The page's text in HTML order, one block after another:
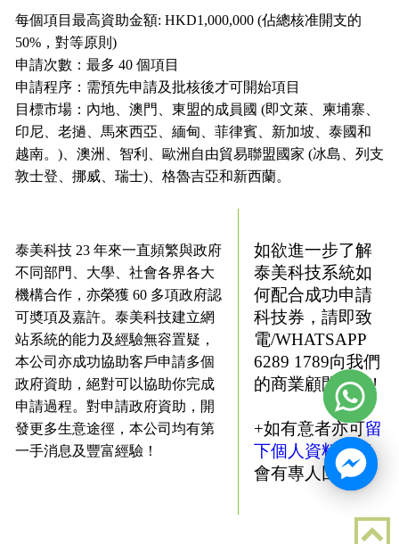
每個項目最高資助金額: HKD1,000,000 (佔總核准開支的
50%，對等原則)
申請次數：最多 40 個項目
申請程序：需預先申請及批核後才可開始項目
目標市場：內地、澳門、東盟的成員國 (即文萊、柬埔寨、
印尼、老撾、馬來西亞、緬甸、菲律賓、新加坡、泰國和
越南。)、澳洲、智利、歐洲自由貿易聯盟國家 (冰島、列支
敦士登、挪威、瑞士)、格魯吉亞和新西蘭。
泰美科技 23 年來一直頻繁與政府
不同部門、大學、社會各界各大
機構合作，亦榮獲 60 多項政府認
可奬項及嘉許。泰美科技建立網
站系統的能力及經驗無容置疑，
本公司亦成功協助客戶申請多個
政府資助，絕對可以協助你完成
申請過程。對申請政府資助，開
發更多生意途徑，本公司均有第
一手消息及豐富經驗！
如欲進一步了解
泰美科技系統如
何配合成功申請
科技券，請即致
電/WHATSAPP
6289 1789向我們
的商業顧問查詢!
+如有意者亦可留
下個人資料，將
會有專人回覆: